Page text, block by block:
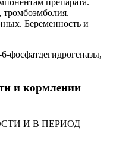
Беременность и
фосфатдегидрогеназы,
и кормлении
И В ПЕРИОД